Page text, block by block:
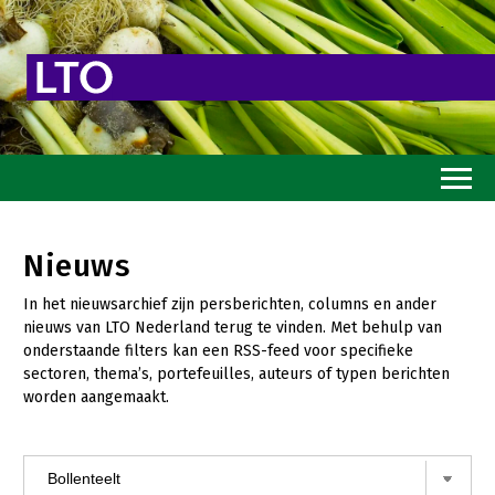
Toekomstvisie
Goed eten
Mooi groen
Sterk ondernemerschap
Nieuws
In het nieuwsarchief zijn persberichten, columns en ander
nieuws van LTO Nederland terug te vinden. Met behulp van
onderstaande filters kan een RSS-feed voor specifieke
sectoren, thema’s, portefeuilles, auteurs of typen berichten
worden aangemaakt.